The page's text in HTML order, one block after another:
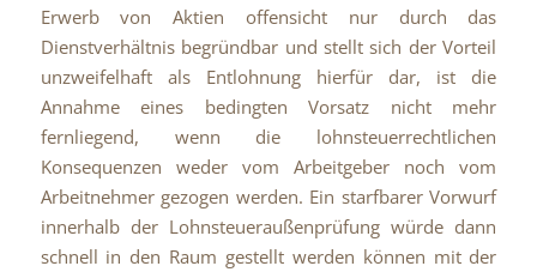
Erwerb von Aktien offensicht nur durch das
Dienstverhältnis begründbar und stellt sich der Vorteil
unzweifelhaft als Entlohnung hierfür dar, ist die
Annahme eines bedingten Vorsatz nicht mehr
fernliegend, wenn die lohnsteuerrechtlichen
Konsequenzen weder vom Arbeitgeber noch vom
Arbeitnehmer gezogen werden. Ein starfbarer Vorwurf
innerhalb der Lohnsteueraußenprüfung würde dann
schnell in den Raum gestellt werden können mit der